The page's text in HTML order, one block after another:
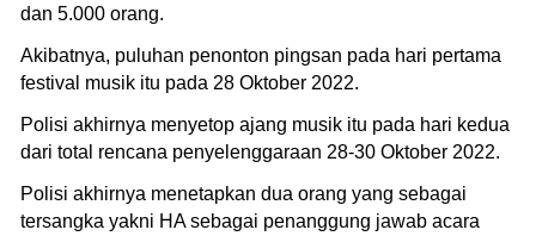
dan 5.000 orang.
Akibatnya, puluhan penonton pingsan pada hari pertama
festival musik itu pada 28 Oktober 2022.
Polisi akhirnya menyetop ajang musik itu pada hari kedua
dari total rencana penyelenggaraan 28-30 Oktober 2022.
Polisi akhirnya menetapkan dua orang yang sebagai
tersangka yakni HA sebagai penanggung jawab acara